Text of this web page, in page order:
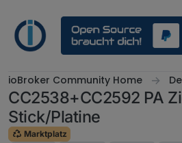
ioBroker Community Home
CC2538+CC2592 PA
Stick/Platine
Marktplatz